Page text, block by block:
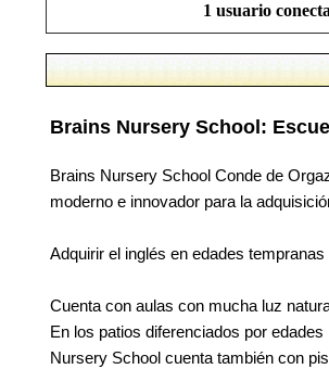
1 usuario
Brains Nursery School:
Brains Nursery School Conde de
moderno e innovador para la
Adquirir el inglés en edades
Cuenta con aulas con mucha luz
En los patios diferenciados por
Nursery School cuenta también con